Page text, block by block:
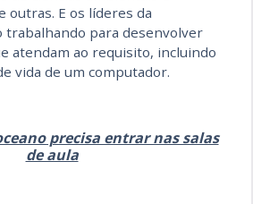
outras. E os líderes da
trabalhando para desenvolver
atendam ao requisito, incluindo
vida de um computador.
precisa entrar nas salas
de aula